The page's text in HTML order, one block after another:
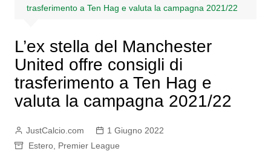
trasferimento a Ten Hag e valuta la campagna 2021/22
L’ex stella del Manchester
United offre consigli di
trasferimento a Ten Hag e
valuta la campagna 2021/22
JustCalcio.com
1 Giugno 2022
Estero, Premier League